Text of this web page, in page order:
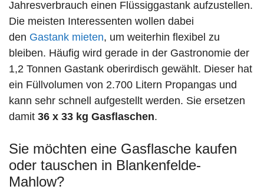
Jahresverbrauch einen Flüssiggastank aufzustellen.
Die meisten Interessenten wollen dabei
den Gastank mieten, um weiterhin flexibel zu
bleiben. Häufig wird gerade in der Gastronomie der
1,2 Tonnen Gastank oberirdisch gewählt. Dieser hat
ein Füllvolumen von 2.700 Litern Propangas und
kann sehr schnell aufgestellt werden. Sie ersetzen
damit 36 x 33 kg Gasflaschen.
Sie möchten eine Gasflasche kaufen
oder tauschen in Blankenfelde-
Mahlow?